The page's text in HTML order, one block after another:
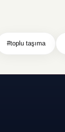
#toplu taşıma